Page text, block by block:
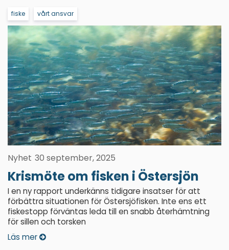
fiske vårt ansvar
Nyhet 30 september, 2025
Krismöte om fisken i Östersjön
I en ny rapport underkänns tidigare insatser för att
förbättra situationen för Östersjöfisken. Inte ens ett
fiskestopp förväntas leda till en snabb återhämtning
för sillen och torsken
Läs mer